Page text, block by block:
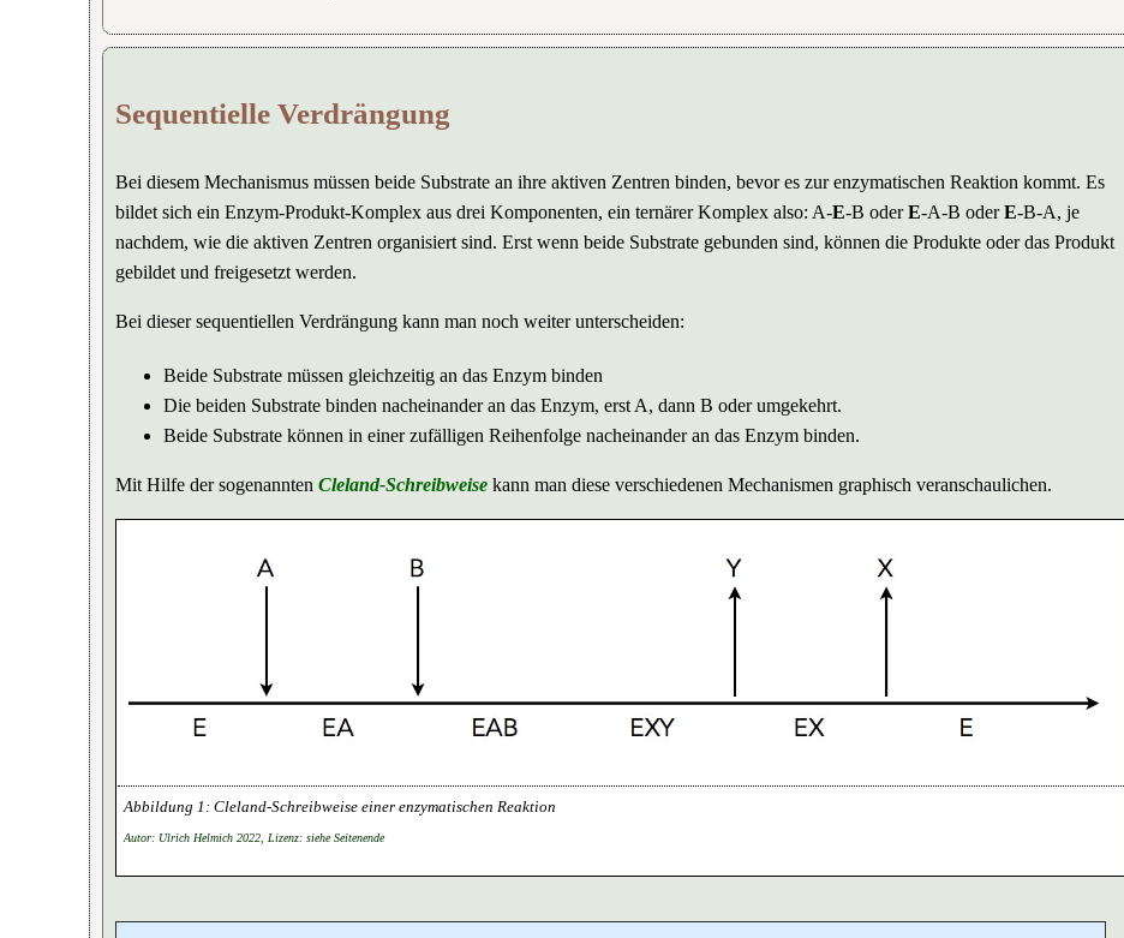
Sequentielle Verdrängung
Bei diesem Mechanismus müssen beide Substrate an ihre aktiven Zentren binden, bevor es zur enzymatischen Reaktion kommt. Es
bildet sich ein Enzym-Produkt-Komplex aus drei Komponenten, ein ternärer Komplex also: A-E-B oderE-A-B oderE-B-A, je
nachdem, wie die aktiven Zentren organisiert sind. Erst wenn beide Substrate gebunden sind, können die Produkte oder das Produkt
gebildet und freigesetzt werden.
Bei dieser sequentiellen Verdrängung kann man noch weiter unterscheiden:
Beide Substrate müssen gleichzeitig an das Enzym binden
Die beiden Substrate binden nacheinander an das Enzym, erst A, dann B oder umgekehrt.
Beide Substrate können in einer zufälligen Reihenfolge nacheinander an das Enzym binden.
Mit Hilfe der sogenanntenCleland-Schreibweise kann man diese verschiedenen Mechanismen graphisch veranschaulichen.
Cleland-Schreibweise einer enzymatischen Reaktion
Autor: Ulrich Helmich 2022, Lizenz: siehe Seitenende